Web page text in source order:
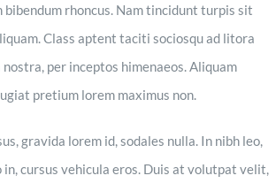
bibendum rhoncus. Nam tincidunt turpis sit
Class aptent taciti sociosqu ad litora
per inceptos himenaeos. Aliquam
pretium lorem maximus non.
gravida lorem id, sodales nulla. In nibh leo,
cursus vehicula eros. Duis at volutpat velit,